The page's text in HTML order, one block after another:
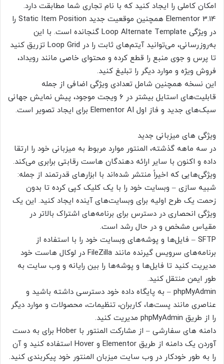
امکان کاملی را ایجاد کنید که با نام تجاری شما مطابقت دارد.
Elementor 3.14 همچنین موقعیت جدید Static Item Position را
در ویژگی Loop Alternate Template گنجانده است. با این
به‌روزرسانی، می‌توانید آیتم‌های ثابت را در Loop Grid تزریق کنید
تا پرس و جوی منبع را قطع کرده و محتوای خاصی مانند رویداد،
فروش ویژه و موارد دیگر را تبلیغ کنید.
این نسخه همچنین شامل تعدادی ویژگی اضافی از جمله
قابلیت‌های استایل بیشتر در ۶ ویجت موجود، پیش نمایش جهانی
سبک‌های جدید و فاز اول Elementor AI برای ایجاد تصویر است.
ویژگی های میزبانی جدید
در سه ماهه گذشته، المنتور موارد مربوط به میزبانی خود را ارتقا
داده و اکنون با سایر ارائه دهندگان هاست رقابتی برابری می‌کند.
ویژگی‌هایی که اخیراً منتشر شده‌اند با ابزارهای قدرتمند از جمله:
شبیه سازی – وبسایت خود را با یک کلیک کپی کرده تا بدون
زحمت یک طرح اولیه برای وبسایت‌های آینده ایجاد کنید. این یک
ویژگی انحصاری در دسترس برای برنامه‌های اشتراک بالاتر در
مقیاس مشخص و در حال رشد است.
SFTP – فایل‌ها و پوشه‌های وبسایت خود را با استفاده از
برنامه‌های سرویس گیرنده مانند FileZilla در لوکال هاست خود
مدیریت کنید تا فایل‌ها و پوشه‌ها را بین رایانه و وب سایت به
طور ایمن منتقل کنید.
phpMyAdmin – به پایگاه داده خود دسترسی داشته باشید و
عناصری مانند پست‌ها، کاربران، تنظیمات، محصولات و موارد دیگر
را از طریق phpMyAdmin مدیریت کنید.
دامنه های سفارشی – از مشارکت المنتور با Hober برای به دست
آوردن یک دامنه از طریق Elementor و Hover استفاده کنید و آن
را به طور خودکار در وب سایت میزبان المنتور خود پیکربندی کنید.